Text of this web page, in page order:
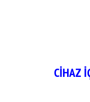
CİHAZ